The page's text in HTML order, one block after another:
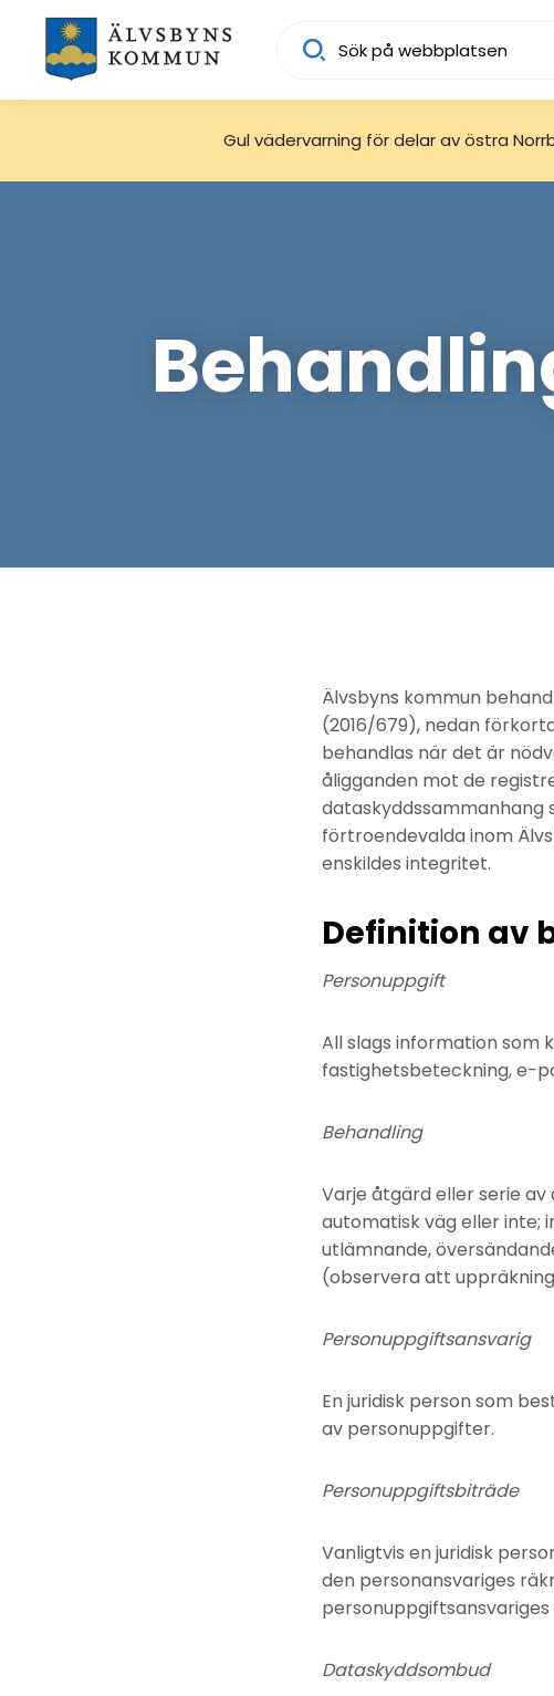
Gul vädervarning för delar av östra
Älvsbyns kommun
(2016/679), nedan
behandlas när det är
åligganden mot de
dataskyddssammanhang
förtroendevalda inom
enskildes integritet.
Definition av
Personuppgift
All slags information som
fastighetsbeteckning, e-
Behandling
Varje åtgärd eller serie
automatisk väg eller inte;
utlämnande,
(observera att
Personuppgiftsansvarig
En juridisk person som
av personuppgifter.
Personuppgiftsbiträde
Vanligtvis en juridisk
den personansvariges
personuppgiftsansvariges
Dataskyddsombud